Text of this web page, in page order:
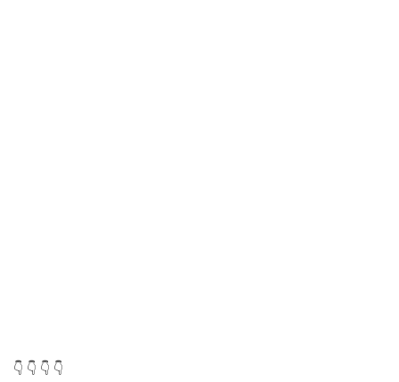
👇 👇 👇 👇